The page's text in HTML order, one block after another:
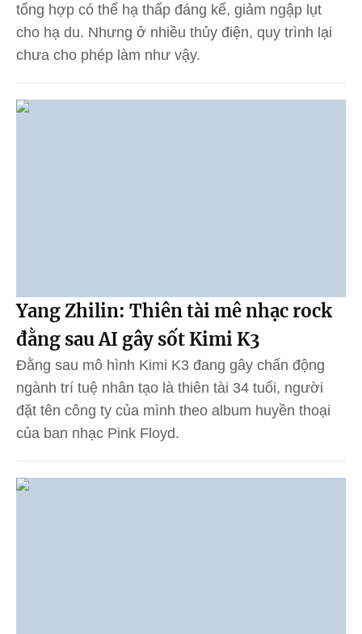
tổng hợp có thể hạ thấp đáng kể, giảm ngập lụt
cho hạ du. Nhưng ở nhiều thủy điện, quy trình lại
chưa cho phép làm như vậy.
Yang Zhilin: Thiên tài mê nhạc rock
đằng sau AI gây sốt Kimi K3
Đằng sau mô hình Kimi K3 đang gây chấn động
ngành trí tuệ nhân tạo là thiên tài 34 tuổi, người
đặt tên công ty của mình theo album huyền thoại
của ban nhạc Pink Floyd.